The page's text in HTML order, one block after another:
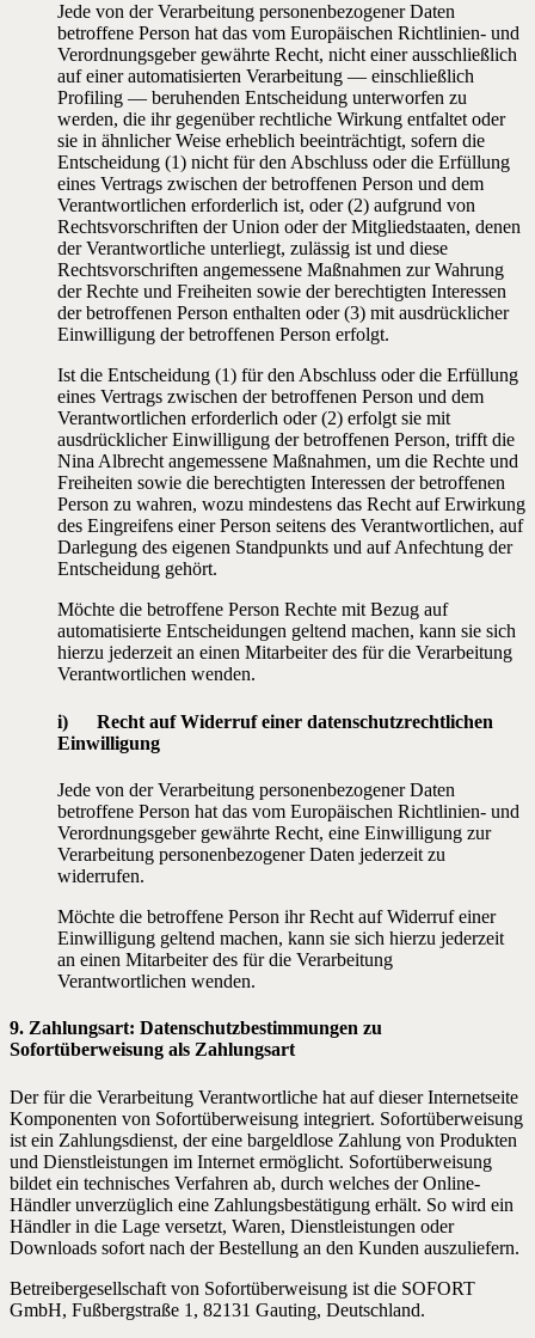
Jede von der Verarbeitung personenbezogener Daten
betroffene Person hat das vom Europäischen Richtlinien- und
Verordnungsgeber gewährte Recht, nicht einer ausschließlich
auf einer automatisierten Verarbeitung — einschließlich
Profiling — beruhenden Entscheidung unterworfen zu
werden, die ihr gegenüber rechtliche Wirkung entfaltet oder
sie in ähnlicher Weise erheblich beeinträchtigt, sofern die
Entscheidung (1) nicht für den Abschluss oder die Erfüllung
eines Vertrags zwischen der betroffenen Person und dem
Verantwortlichen erforderlich ist, oder (2) aufgrund von
Rechtsvorschriften der Union oder der Mitgliedstaaten, denen
der Verantwortliche unterliegt, zulässig ist und diese
Rechtsvorschriften angemessene Maßnahmen zur Wahrung
der Rechte und Freiheiten sowie der berechtigten Interessen
der betroffenen Person enthalten oder (3) mit ausdrücklicher
Einwilligung der betroffenen Person erfolgt.
Ist die Entscheidung (1) für den Abschluss oder die Erfüllung
eines Vertrags zwischen der betroffenen Person und dem
Verantwortlichen erforderlich oder (2) erfolgt sie mit
ausdrücklicher Einwilligung der betroffenen Person, trifft die
Nina Albrecht angemessene Maßnahmen, um die Rechte und
Freiheiten sowie die berechtigten Interessen der betroffenen
Person zu wahren, wozu mindestens das Recht auf Erwirkung
des Eingreifens einer Person seitens des Verantwortlichen, auf
Darlegung des eigenen Standpunkts und auf Anfechtung der
Entscheidung gehört.
Möchte die betroffene Person Rechte mit Bezug auf
automatisierte Entscheidungen geltend machen, kann sie sich
hierzu jederzeit an einen Mitarbeiter des für die Verarbeitung
Verantwortlichen wenden.
i) Recht auf Widerruf einer datenschutzrechtlichen
Einwilligung
Jede von der Verarbeitung personenbezogener Daten
betroffene Person hat das vom Europäischen Richtlinien- und
Verordnungsgeber gewährte Recht, eine Einwilligung zur
Verarbeitung personenbezogener Daten jederzeit zu
widerrufen.
Möchte die betroffene Person ihr Recht auf Widerruf einer
Einwilligung geltend machen, kann sie sich hierzu jederzeit
an einen Mitarbeiter des für die Verarbeitung
Verantwortlichen wenden.
9. Zahlungsart: Datenschutzbestimmungen zu
Sofortüberweisung als Zahlungsart
Der für die Verarbeitung Verantwortliche hat auf dieser Internetseite
Komponenten von Sofortüberweisung integriert. Sofortüberweisung
ist ein Zahlungsdienst, der eine bargeldlose Zahlung von Produkten
und Dienstleistungen im Internet ermöglicht. Sofortüberweisung
bildet ein technisches Verfahren ab, durch welches der Online-
Händler unverzüglich eine Zahlungsbestätigung erhält. So wird ein
Händler in die Lage versetzt, Waren, Dienstleistungen oder
Downloads sofort nach der Bestellung an den Kunden auszuliefern.
Betreibergesellschaft von Sofortüberweisung ist die SOFORT
GmbH, Fußbergstraße 1, 82131 Gauting, Deutschland.